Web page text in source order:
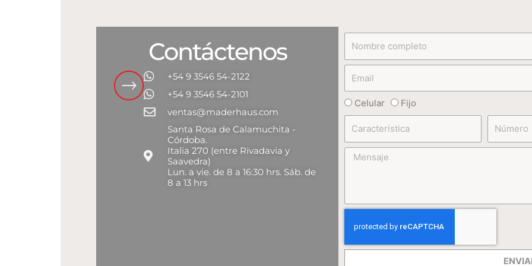
Contáctenos
+54 9 3546 54-2122
+54 9 3546 54-2101
ventas@maderhaus.com
Santa Rosa de Calamuchita -
Córdoba.
Italia 270 (entre Rivadavia y
Saavedra)
Lun. a vie. de 8 a 16:30 hrs. Sáb. de
8 a 13 hrs
completo
Teléfono
Celular
Fijo
Mensaje